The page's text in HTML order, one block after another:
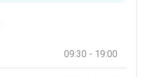
09:30 - 19:00